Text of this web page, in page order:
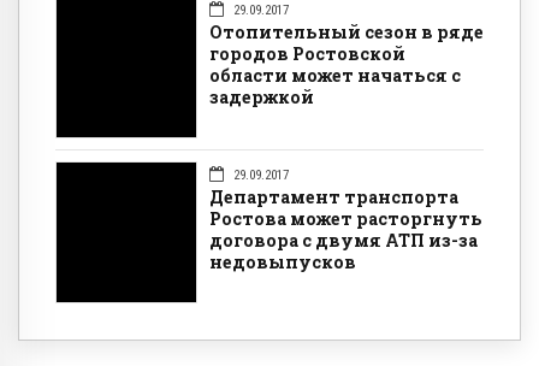
29.09.2017
Отопительный сезон в ряде
городов Ростовской
области может начаться с
задержкой
29.09.2017
Департамент транспорта
Ростова может расторгнуть
договора с двумя АТП из-за
недовыпусков